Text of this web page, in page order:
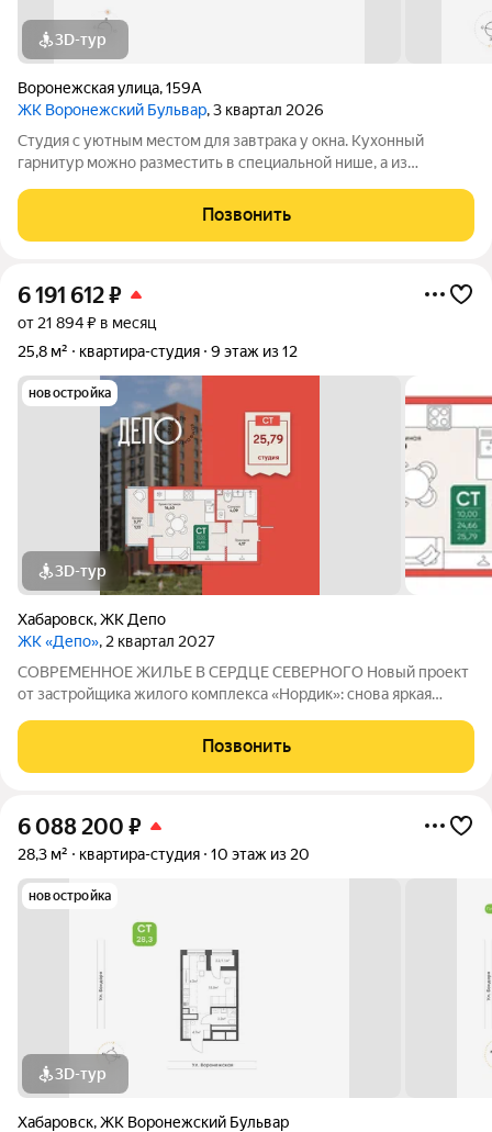
3D-тур
Воронежская улица,159А
ЖК Воронежский Бульвар, 3 квартал 2026
Студия с уютным местом для завтрака у окна. Кухонный
гарнитур можно разместить в специальной нише, а из
предусмотрено место под хранение.
Позвонить
6 191 612₽
от 21 894 ₽ в месяц
25,8 м²
квартира-студия 9 этаж из 12
новостройка
3D-тур
Хабаровск,ЖК Депо
ЖК «Депо», 2 квартал 2027
СОВРЕМЕННОЕ ЖИЛЬЕ В СЕРДЦЕ СЕВЕРНОГО Новый проект
от застройщика жилого комплекса «Нордик»: снова яркая
по доступным ценам В СЕРДЦЕ СЕВЕРНОГО: ПРЕИМУЩЕСТВА
РАЙОНА Новый жилой комплекс «Депо»
Позвонить
6 088 200 ₽
28,3 м² квартира-студия 10 этаж из 20
новостройка
3D-тур
Хабаровск,ЖК Воронежский Бульвар